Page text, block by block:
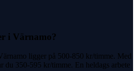
i Värnamo?
ligger på 500-850 kr/timme. Med
du 350-595 kr/timme. En heldags arbete